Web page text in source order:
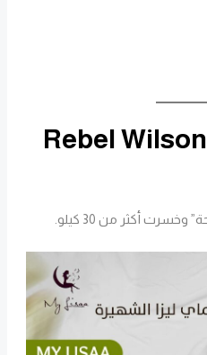
التحول الثالث: Rebel Wilson